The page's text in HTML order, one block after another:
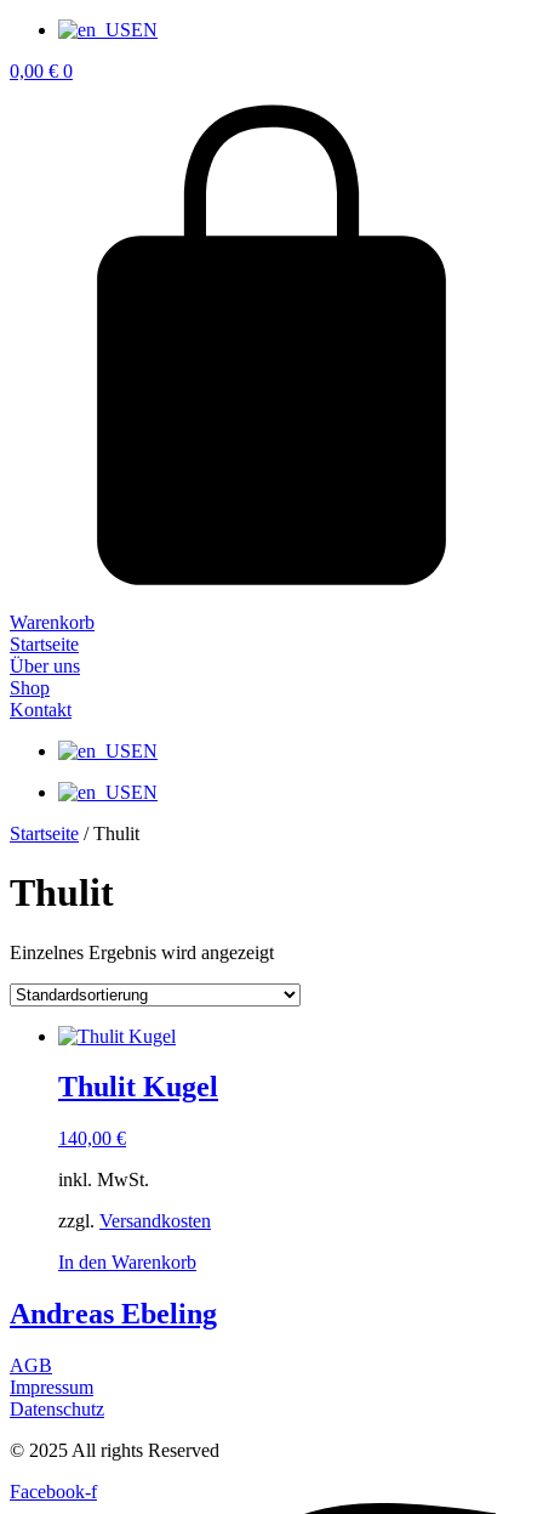
EN
0,00 € 0
Warenkorb
Startseite
Über uns
Shop
Kontakt
EN
EN
Startseite / Thulit
Thulit
Einzelnes Ergebnis wird angezeigt
Thulit Kugel
140,00 €
inkl. MwSt.
zzgl. Versandkosten
In den Warenkorb
Andreas Ebeling
AGB
Impressum
Datenschutz
© 2025 All rights Reserved
Facebook-f